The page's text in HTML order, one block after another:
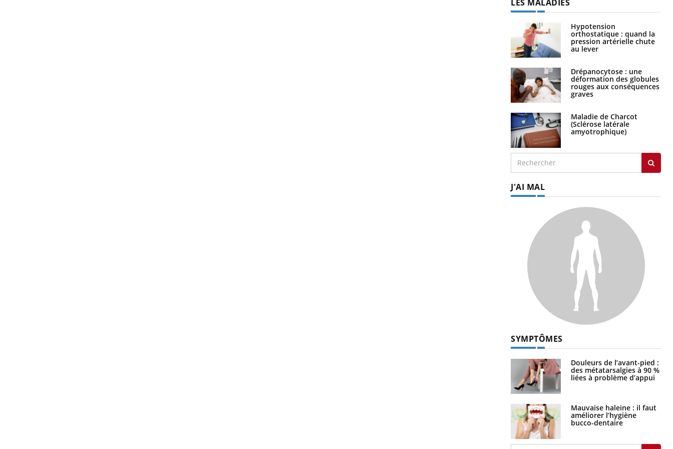
LES MALADIES
Hypotension
orthostatique : quand la
pression artérielle chute
au lever
Drépanocytose : une
déformation des globules
rouges aux conséquences
graves
Maladie de Charcot
(Sclérose latérale
amyotrophique)
J'AI MAL
SYMPTÔMES
Douleurs de l’avant-pied :
des métatarsalgies à 90 %
liées à problème d’appui
Mauvaise haleine : il faut
améliorer l’hygiène
bucco-dentaire